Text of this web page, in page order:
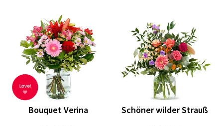
Bouquet Verina Schöner wilder Strauß